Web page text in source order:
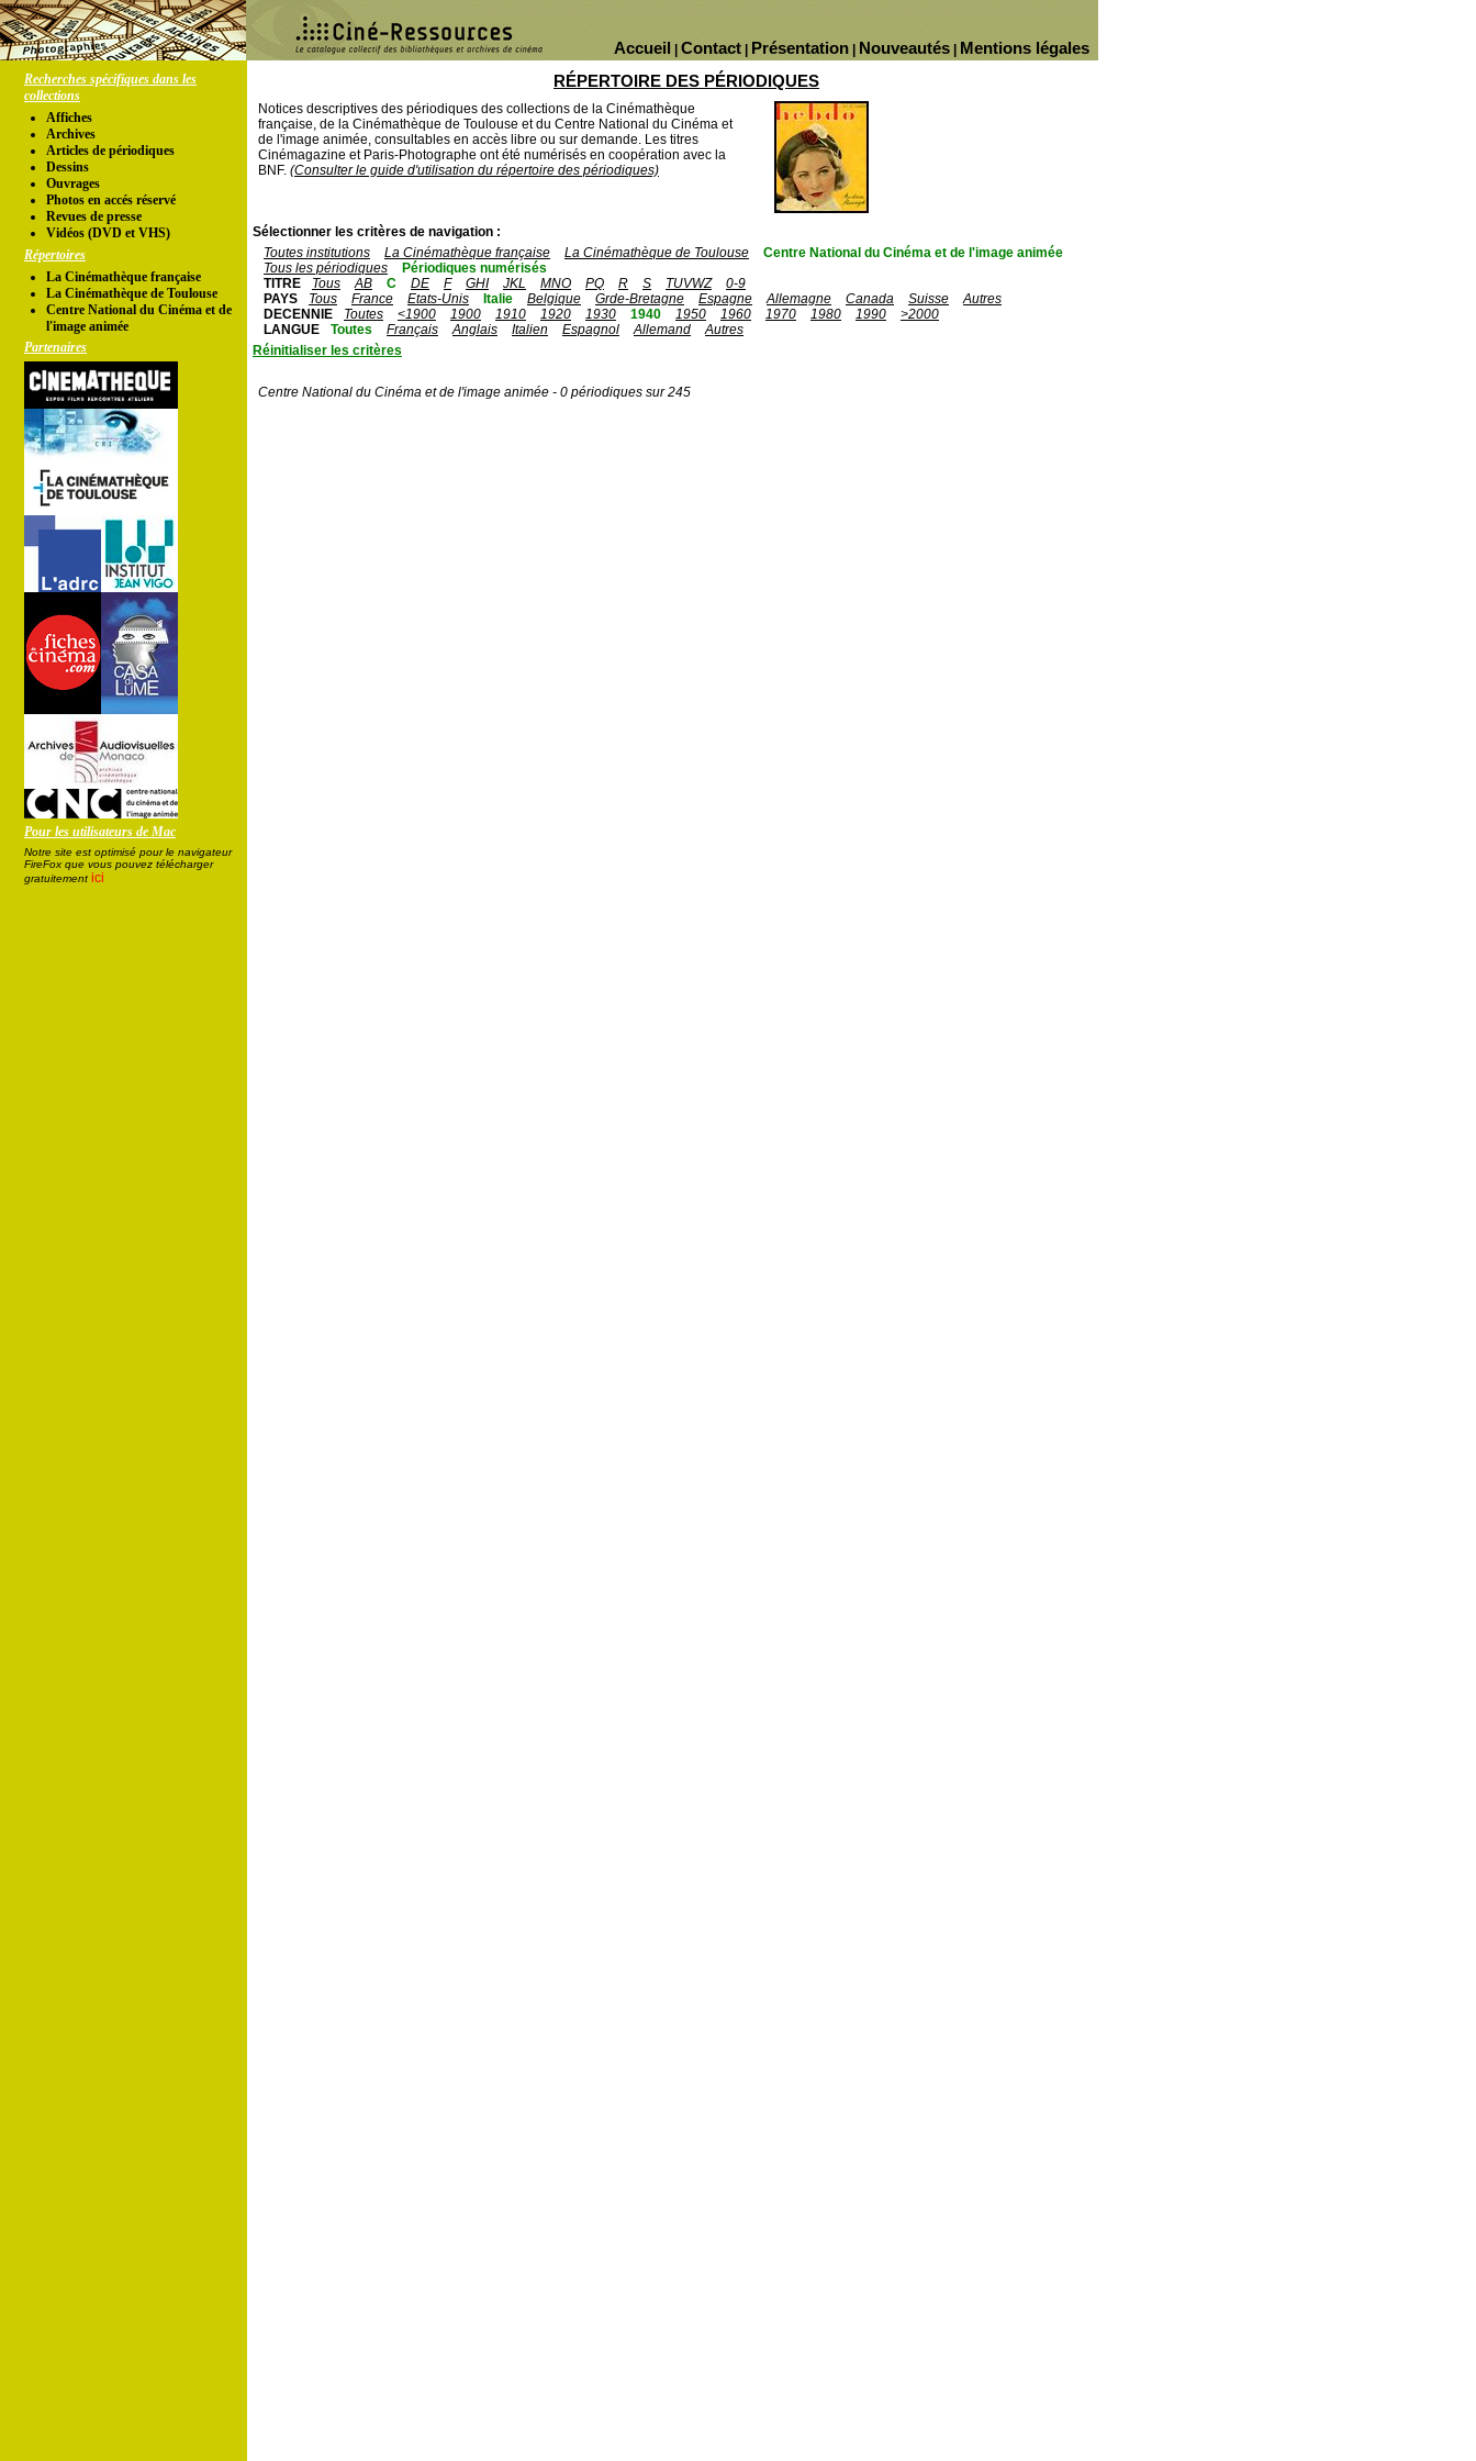
Mentions légales
Nouveautés
Présentation
Contact
Accueil
Recherches spécifiques dans les
collections
Affiches
Archives
Articles de périodiques
Dessins
Ouvrages
Photos en accés réservé
Revues de presse
Vidéos (DVD et VHS)
Répertoires
La Cinémathèque française
La Cinémathèque de Toulouse
Centre National du Cinéma et de
l'image animée
Partenaires
Pour les utilisateurs de Mac
Notre site est optimisé pour le navigateur
FireFox que vous pouvez télécharger
gratuitement ici
RÉPERTOIRE DES PÉRIODIQUES
Notices descriptives des périodiques des collections de la Cinémathèque
française, de la Cinémathèque de Toulouse et du Centre National du Cinéma et
de l'image animée, consultables en accès libre ou sur demande. Les titres
Cinémagazine et Paris-Photographe ont été numérisés en coopération avec la
BNF. (Consulter le guide d'utilisation du répertoire des périodiques)
Sélectionner les critères de navigation :
Toutes institutions
La Cinémathèque française La Cinémathèque de Toulouse
Centre National du Cinéma et de l'image animée
Tous les périodiques
Périodiques numérisés
TITRE
Tous AB C DE F GHI JKL MNO PQ R S TUVWZ
0-9
PAYS
Tous France Etats-Unis Italie Belgique Grde-Bretagne Espagne Allemagne Canada Suisse
Autres
DECENNIE
Toutes <1900 1900 1910 1920 1930 1940 1950 1960 1970 1980 1990
>2000
LANGUE
Toutes Français Anglais Italien Espagnol Allemand
Autres
Réinitialiser les critères
Centre National du Cinéma et de l'image animée - 0 périodiques sur 245